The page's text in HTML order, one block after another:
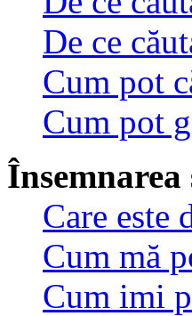
De ce
Cum pot
Cum pot
Care este
Cum mă
Cum imi